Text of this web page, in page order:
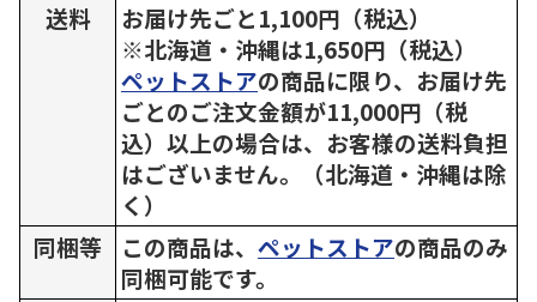
送料
お届け先ごと1,100円（税込）
※北海道・沖縄は1,650円（税込）
ペットストアの商品に限り、お届け先
ごとのご注文金額が11,000円（税
込）以上の場合は、お客様の送料負担
はございません。（北海道・沖縄は除
く）
同梱等
この商品は、 ペットストアの商品のみ
同梱可能です。